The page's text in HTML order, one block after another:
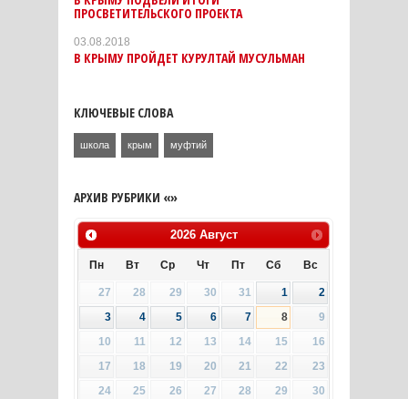
ПРОСВЕТИТЕЛЬСКОГО ПРОЕКТА
03.08.2018
В КРЫМУ ПРОЙДЕТ КУРУЛТАЙ МУСУЛЬМАН
КЛЮЧЕВЫЕ СЛОВА
школа крым муфтий
АРХИВ РУБРИКИ «»
2026 Август
Пн Вт Ср Чт Пт Сб Вс
27 28 29 30 31 1
2
3
4 5 6 7 8
9
10
11 12 13 14 15
16
17
18 19 20 21 22
23
24
25 26 27 28 29
30